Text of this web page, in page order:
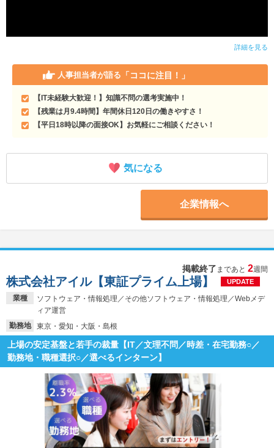
詳細を見る
人事担当者が語る 「ココに注目！」
【IT未経験大歓迎！】知識不問の選考実施中！
【残業は月9.4時間】年間休日120日の働きやすさ！
【平日18時以降の面接OK】お気軽にご相談ください！
気になる
企業情報へ
掲載終了 まであと 2週間
業種
ソフトウェア・情報処理／その他ソフトウェア・情報処理／Webメデ
ィア運営
勤務地
東京・愛知・大阪・島根
株式会社アイル【東証プライム上場】 UPDATE
上場の安定基盤と若手の裁量【IT／文理不問／時差・在宅勤務○／
勤務地・職種選択○／選べるインターン】